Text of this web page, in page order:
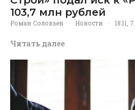
103,7 млн рублей
Роман Соловьев · Новости · 18:11,
Читать далее